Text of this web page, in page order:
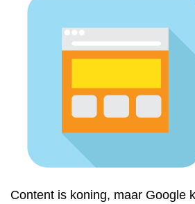
Content is koning, maar Google